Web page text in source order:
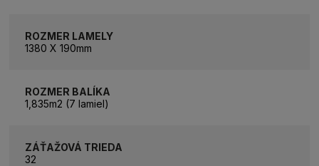
ROZMER LAMELY
1380 X 190mm
ROZMER BALÍKA
1,835m2 (7 lamiel)
ZÁŤAŽOVÁ TRIEDA
32